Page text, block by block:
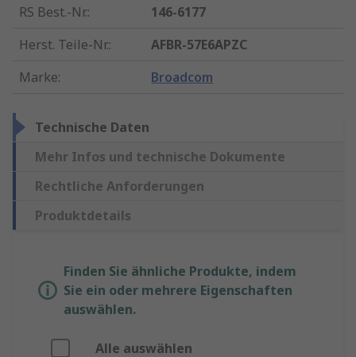
RS Best.-Nr.:
146-6177
Herst. Teile-Nr.:
AFBR-57E6APZC
Marke: Broadcom
Technische Daten
Mehr Infos und technische Dokumente
Rechtliche Anforderungen
Produktdetails
Finden Sie ähnliche Produkte, indem
Sie ein oder mehrere Eigenschaften
auswählen.
Alle auswählen